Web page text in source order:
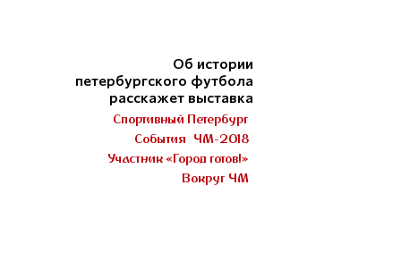
Об истории
петербургского футбола
расскажет выставка
Спортивный Петербург
События ЧМ-2018
Участник «Город готов!»
Вокруг ЧМ